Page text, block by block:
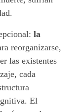
la
reorganizarse,
las existentes
cada
El